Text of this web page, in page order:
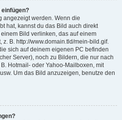
einfügen?
angezeigt werden. Wenn die
hat, kannst du das Bild auch direkt
Bild verlinken, das auf einem
B. http://www.domain.tld/mein-bild.gif.
sich auf deinem eigenen PC befinden
Server), noch zu Bildern, die nur nach
Hotmail- oder Yahoo-Mailboxen, mit
Um das Bild anzuzeigen, benutze den